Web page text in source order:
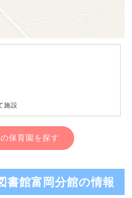
施設
保育園を探す
書館富岡分館の情報